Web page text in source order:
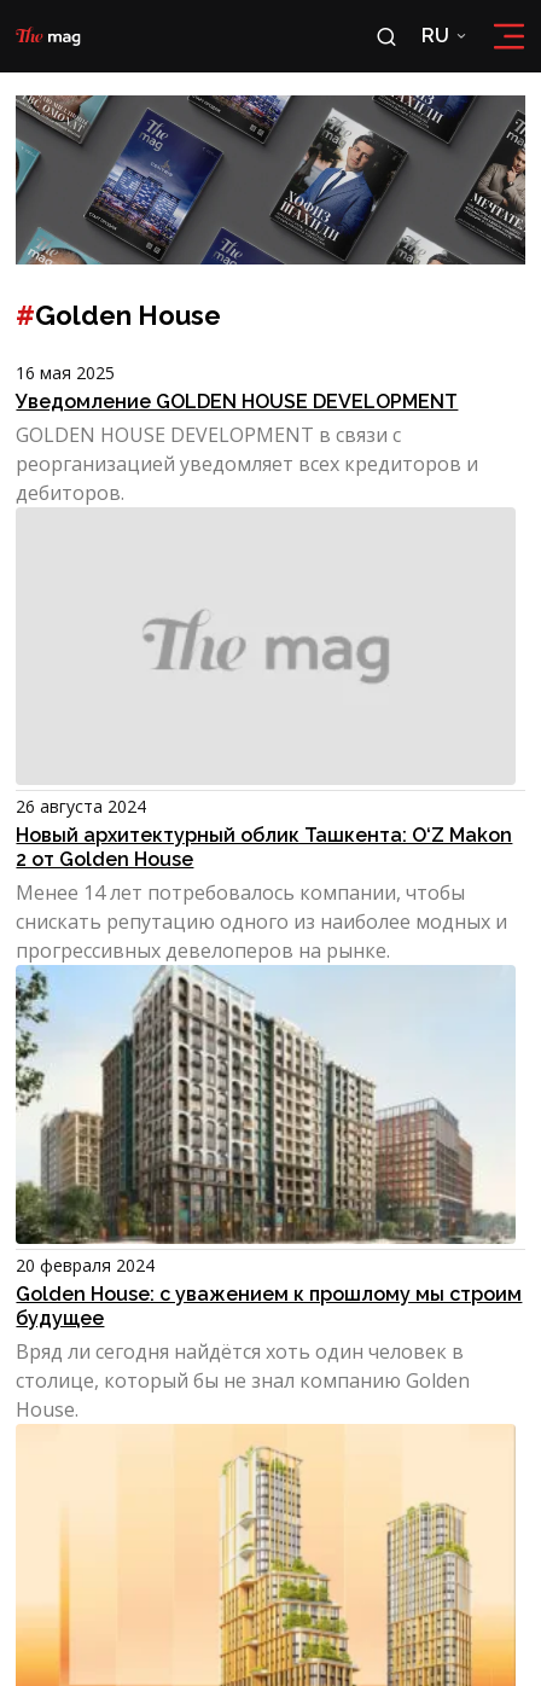
RU
RU
OʻZ
#Golden House
16 мая 2025
Уведомление GOLDEN HOUSE DEVELOPMENT
GOLDEN HOUSE DEVELOPMENT в связи с
реорганизацией уведомляет всех кредиторов и
дебиторов.
26 августа 2024
Новый архитектурный облик Ташкента: O‘Z Makon
2 от Golden House
Менее 14 лет потребовалось компании, чтобы
снискать репутацию одного из наиболее модных и
прогрессивных девелоперов на рынке.
20 февраля 2024
Golden House: с уважением к прошлому мы строим
будущее
Вряд ли сегодня найдётся хоть один человек в
столице, который бы не знал компанию Golden
House.